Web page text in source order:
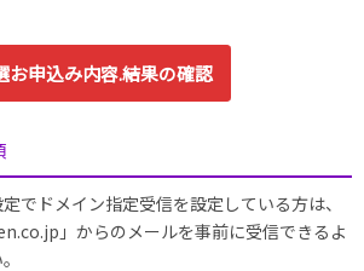
お申込み内容.結果の確認
でドメイン指定受信を設定している方は、
」からのメールを事前に受信できるよ